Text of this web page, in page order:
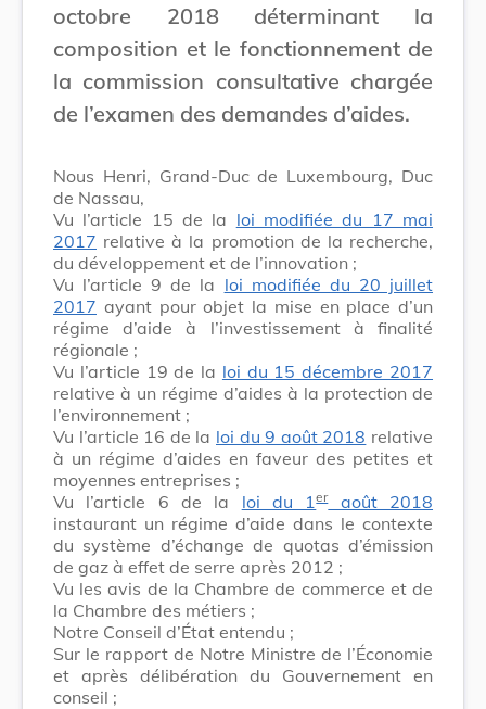
octobre 2018 déterminant la
composition et le fonctionnement de
la commission consultative chargée
de l’examen des demandes d’aides.
Nous Henri, Grand-Duc de Luxembourg, Duc
de Nassau,
Vu l’article 15 de la loi modifiée du 17 mai
2017 relative à la promotion de la recherche,
du développement et de l’innovation ;
Vu l’article 9 de la loi modifiée du 20 juillet
2017 ayant pour objet la mise en place d’un
régime d’aide à l’investissement à finalité
régionale ;
Vu l’article 19 de la loi du 15 décembre 2017
relative à un régime d’aides à la protection de
l’environnement ;
Vu l’article 16 de la loi du 9 août 2018 relative
à un régime d’aides en faveur des petites et
moyennes entreprises ;
Vu l’article 6 de la loi du 1eraoût 2018
instaurant un régime d’aide dans le contexte
du système d’échange de quotas d’émission
de gaz à effet de serre après 2012 ;
Vu les avis de la Chambre de commerce et de
la Chambre des métiers ;
Notre Conseil d’État entendu ;
Sur le rapport de Notre Ministre de l’Économie
et après délibération du Gouvernement en
conseil ;